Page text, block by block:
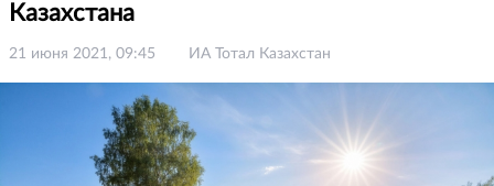
Казахстана
21 июня 2021, 09:45 ИА Тотал Казахстан